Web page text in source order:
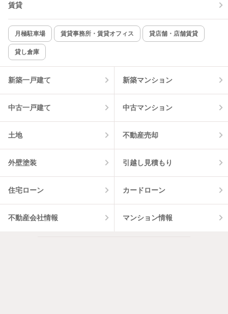
新着のみ インターネット無料
該当件数:
6
賃貸
月極駐車場 賃貸事務所・賃貸オフィス 貸店舗・店舗賃貸
貸し倉庫
新築一戸建て 新築マンション
中古一戸建て 中古マンション
土地 不動産売却
外壁塗装 引越し見積もり
住宅ローン カードローン
不動産会社情報 マンション情報